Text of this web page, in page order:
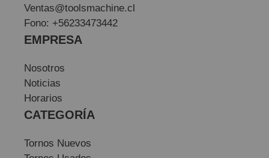
Ventas@toolsmachine.cl
Fono: +56233473442
EMPRESA
Nosotros
Noticias
Horarios
CATEGORÍA
Tornos Nuevos